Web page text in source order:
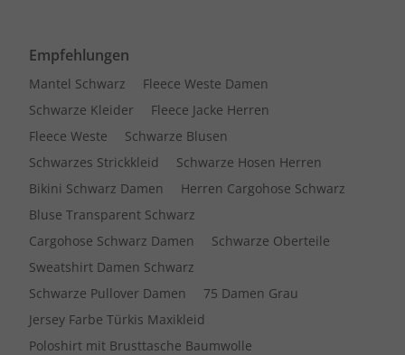
Empfehlungen
Mantel Schwarz
Fleece Weste Damen
Schwarze Kleider
Fleece Jacke Herren
Fleece Weste
Schwarze Blusen
Schwarzes Strickkleid
Schwarze Hosen Herren
Bikini Schwarz Damen
Herren Cargohose Schwarz
Bluse Transparent Schwarz
Cargohose Schwarz Damen
Schwarze Oberteile
Sweatshirt Damen Schwarz
Schwarze Pullover Damen
75 Damen Grau
Jersey Farbe Türkis Maxikleid
Poloshirt mit Brusttasche Baumwolle